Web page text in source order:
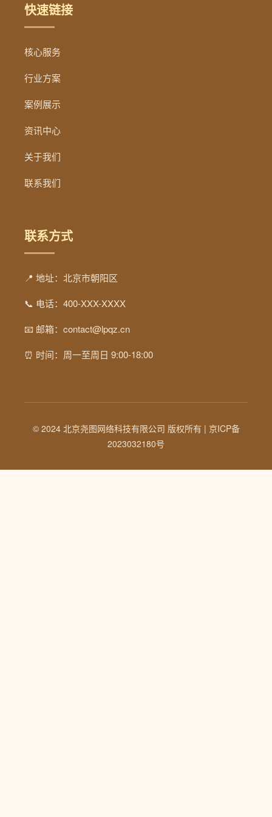
快速链接
核心服务
行业方案
案例展示
资讯中心
关于我们
联系我们
联系方式
📍 地址：北京市朝阳区
📞 电话：400-XXX-XXXX
📧 邮箱：contact@lpqz.cn
⏰ 时间：周一至周日 9:00-18:00
© 2024 北京尧图网络科技有限公司 版权所有 | 京ICP备
2023032180号